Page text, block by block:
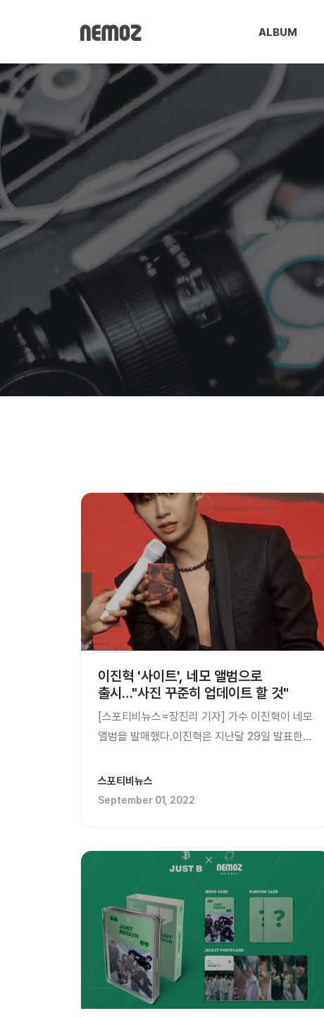
ALBUM
이진혁 '사이트', 네모 앨범으로
출시…"사진 꾸준히 업데이트 할 것"
[스포티비뉴스=장진리 기자] 가수 이진혁이 네모
앨범을 발매했다.이진혁은 지난달 29일 발표한
공개했다. 이날 팬 쇼케이스에서 이진혁은
'고자극 섹시 매력'이 돋보이는 타이틀곡 '크랙'을
스포티비뉴스
September 01, 2022